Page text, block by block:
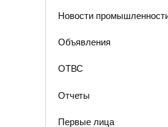
Новости
Объявления
ОТВС
Отчеты
Первые лица